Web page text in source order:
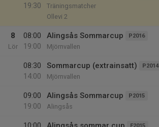
19:30
Träningsmatcher
Ollevi 2
8
Lör
08:00
19:00
Alingsås Sommarcup P2016
Mjörnvallen
08:30
14:00
Sommarcup (extrainsatt) P2014
Mjörnvallen
09:00
19:00
Alingsås Sommarcup P2015
Alingsås